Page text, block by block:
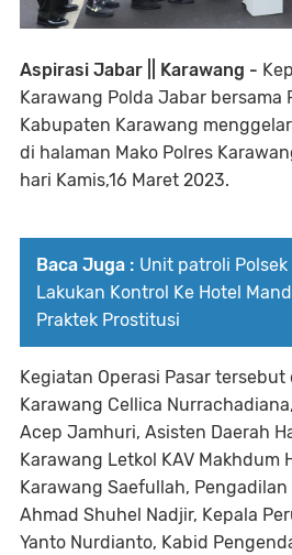
Aspirasi Jabar || Karawang -
Karawang Polda Jabar bersama
Kabupaten Karawang
di halaman Mako Polres
hari Kamis,16 Maret 2023.
Baca Juga : Unit patroli
Lakukan Kontrol Ke Hotel
Praktek Prostitusi
Kegiatan Operasi Pasar
Karawang Cellica
Acep Jamhuri, Asisten Daerah
Karawang Letkol KAV Makhdum
Karawang Saefullah,
Ahmad Shuhel Nadjir, Kepala
Yanto Nurdianto, Kabid